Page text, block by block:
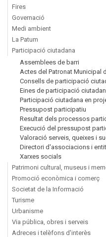
Fires
Governació
Medi ambient
La Patum
Participació ciutadana
Assemblees de barri
Actes del Patronat Municipal
Consells de participació
Eines de participació
Participació ciutadana en
Pressupost participatiu
Resultat dels processos
Execució del pressupost
Valoració serveis, queixes i
Directori d'associacions i
Xarxes socials
Patrimoni cultural, museus i
Promoció econòmica i comerç
Societat de la Informació
Turisme
Urbanisme
Via pública, obres i serveis
Adreces i telèfons d'interès